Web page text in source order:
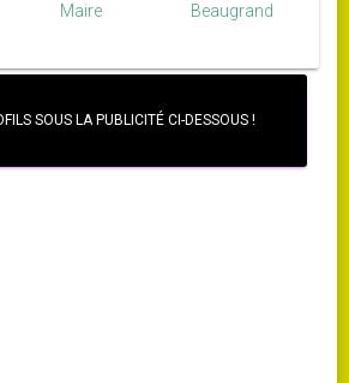
Maire
Beaugrand
SOUS LA PUBLICITÉ CI-DESSOUS !